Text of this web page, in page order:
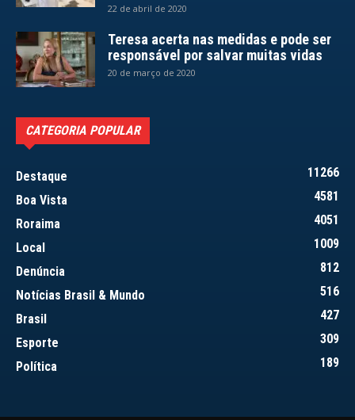
22 de abril de 2020
Teresa acerta nas medidas e pode ser
responsável por salvar muitas vidas
20 de março de 2020
CATEGORIA POPULAR
Destaque
11266
Boa Vista
4581
Roraima
4051
Local
1009
Denúncia
812
Notícias Brasil & Mundo
516
Brasil
427
Esporte
309
Política
189